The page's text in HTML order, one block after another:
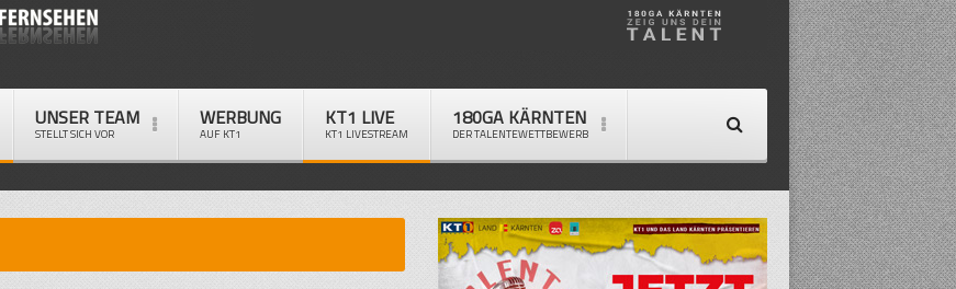
UNSER TEAM
STELLT SICH VOR
WERBUNG
AUF KT1
KT1 LIVE
KT1 LIVESTREAM
180GA KÄRNTEN
DER TALENTEWETTBEWERB